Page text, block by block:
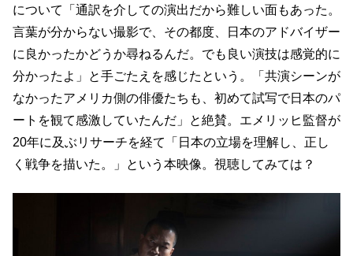
について「通訳を介しての演出だから難しい面もあった。
言葉が分からない撮影で、その都度、日本のアドバイザー
に良かったかどうか尋ねるんだ。でも良い演技は感覚的に
分かったよ」と手ごたえを感じたという。「共演シーンが
なかったアメリカ側の俳優たちも、初めて試写で日本のパ
ートを観て感激していたんだ」と絶賛。エメリッヒ監督が
20年に及ぶリサーチを経て「日本の立場を理解し、正し
く戦争を描いた。」という本映像。視聴してみては？